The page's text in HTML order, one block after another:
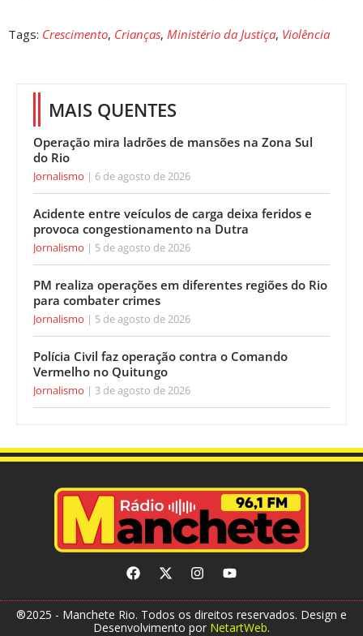
Tags: Crescimento, Crianças, Ministério da Justiça, Violência
MAIS QUENTES
Operação mira ladrões de mansões na Zona Sul
do Rio
Jornalismo 6 de agosto de 2026
Acidente entre veículos de carga deixa feridos e
provoca congestionamento na Dutra
Jornalismo 5 de agosto de 2026
PM realiza operações em diferentes regiões do Rio
para combater crimes
Jornalismo 5 de agosto de 2026
Polícia Civil faz operação contra o Comando
Vermelho no Quitungo
Jornalismo 3 de agosto de 2026
®2025 - Manchete Rio. Todos os direitos reservados. Design e
Desenvolvimento por NetartWeb.